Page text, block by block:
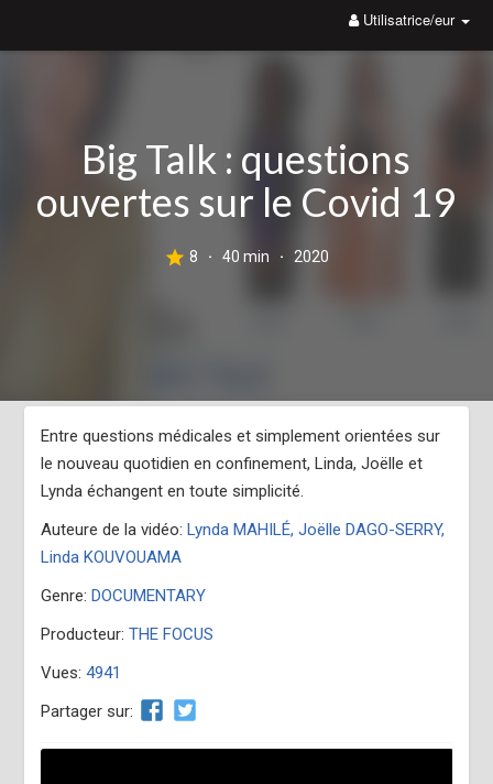
Utilisatrice/eur
Big Talk : questions
ouvertes sur le Covid 19
8 · 40 min · 2020
Entre questions médicales et simplement orientées sur
le nouveau quotidien en confinement, Linda, Joëlle et
Lynda échangent en toute simplicité.
Auteure de la vidéo: Lynda MAHILÉ, Joëlle DAGO-SERRY,
Linda KOUVOUAMA
Genre: DOCUMENTARY
Producteur: THE FOCUS
Vues: 4941
Partager sur: